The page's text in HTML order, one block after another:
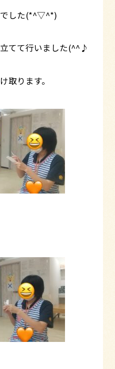
でした(*^▽^*)
てて行いました(^^♪
取ります。